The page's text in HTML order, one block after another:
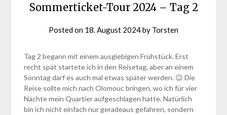
Sommerticket-Tour 2024 – Tag 2
Posted on 18. August 2024by Torsten
Tag 2 begann mit einem ausgiebigen Frühstück. Erst
recht spät startete ich in den Reisetag, aber an einem
Sonntag darf es auch mal etwas später werden. 😉 Die
Reise sollte mich nach Olomouc bringen, wo ich für vier
Nächte mein Quartier aufgeschlagen hatte. Natürlich
bin ich nicht einfach nur geradeaus gefahren, sondern